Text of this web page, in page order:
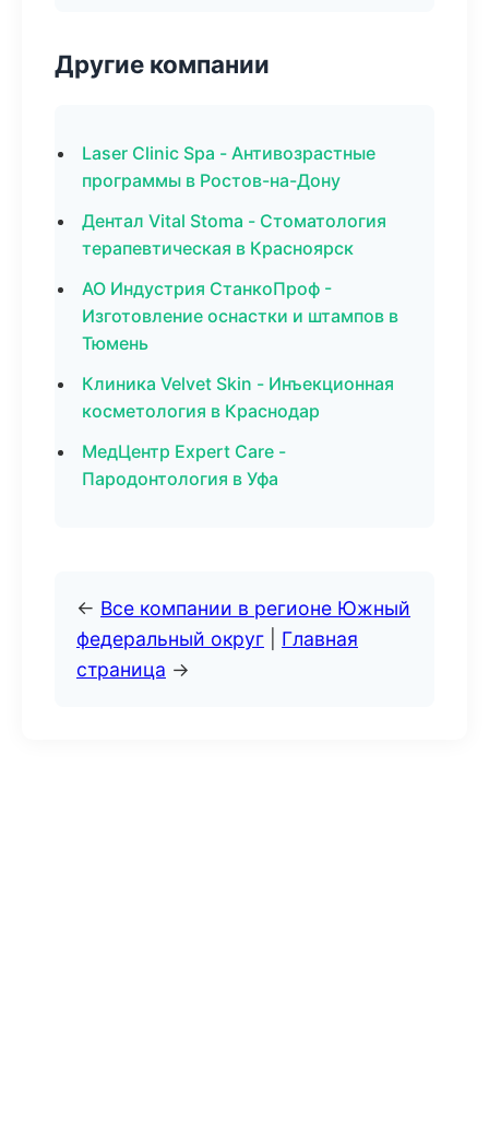
Другие компании
Laser Clinic Spa - Антивозрастные
программы в Ростов-на-Дону
Дентал Vital Stoma - Стоматология
терапевтическая в Красноярск
АО Индустрия СтанкоПроф -
Изготовление оснастки и штампов в
Тюмень
Клиника Velvet Skin - Инъекционная
косметология в Краснодар
МедЦентр Expert Care -
Пародонтология в Уфа
← Все компании в регионе Южный
федеральный округ
Главная
страница →